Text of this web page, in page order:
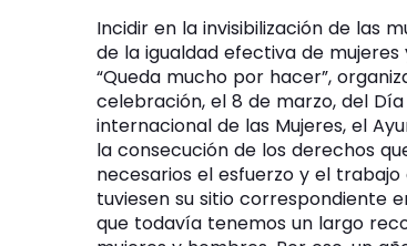
Incidir en la invisibilización de las
de la igualdad efectiva de
“Queda mucho por hacer”,
celebración, el 8 de marzo, del
internacional de las Mujeres, el
la consecución de los derechos
necesarios el esfuerzo y el
tuviesen su sitio correspondiente
que todavía tenemos un largo